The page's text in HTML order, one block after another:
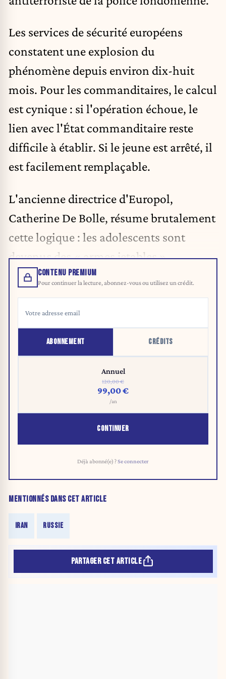
Les services de sécurité européens
constatent une explosion du
phénomène depuis environ dix-huit
mois. Pour les commanditaires, le calcul
est cynique : si l'opération échoue, le
lien avec l'État commanditaire reste
difficile à établir. Si le jeune est arrêté, il
est facilement remplaçable.
L'ancienne directrice d'Europol,
Catherine De Bolle, résume brutalement
cette logique : les adolescents sont
devenus des « armes jetables ».
CONTENU PREMIUM
Pour continuer la lecture, abonnez-vous ou utilisez un crédit.
ABONNEMENT CRÉDITS
Annuel
120,00 €
99,00 €
/an
CONTINUER
Déjà abonné(e) ?Se connecter
MENTIONNÉS DANS CET ARTICLE
IRAN RUSSIE
PARTAGER CET ARTICLE